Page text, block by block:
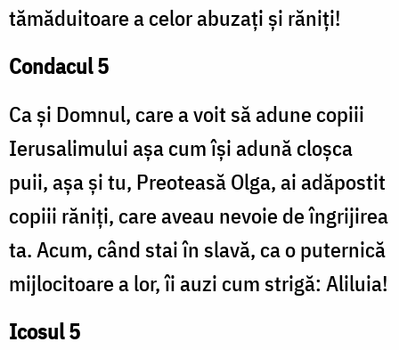
tămăduitoare a celor abuzați și răniți!
Condacul 5
Ca și Domnul, care a voit să adune copiii
Ierusalimului așa cum își adună cloșca
puii, așa și tu, Preoteasă Olga, ai adăpostit
copiii răniți, care aveau nevoie de îngrijirea
ta. Acum, când stai în slavă, ca o puternică
mijlocitoare a lor, îi auzi cum strigă: Aliluia!
Icosul 5